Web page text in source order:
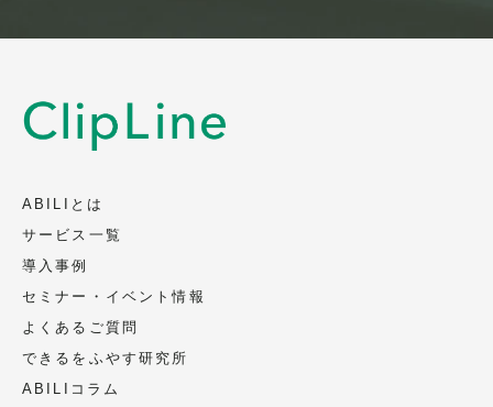
ABILIとは
サービス一覧
導入事例
セミナー・イベント情報
よくあるご質問
できるをふやす研究所
ABILIコラム